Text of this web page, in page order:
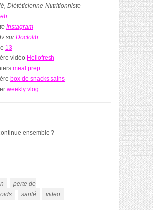
Diététicienne-Nutritionniste
Instagram
surDoctolib
13
vidéo Hellofresh
meal prep
box de snacks sains
weekly vlog
ensemble ?
perte de
santé video